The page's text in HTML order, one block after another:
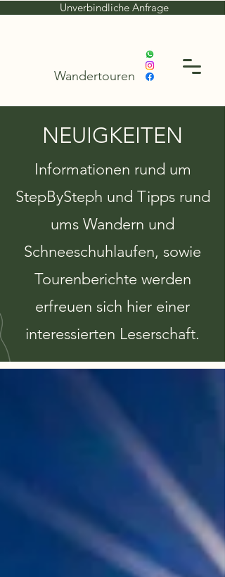
Wandertouren
Unverbindliche Anfrage
NEUIGKEITEN
Informationen rund um
StepBySteph und Tipps rund
ums Wandern und
Schneeschuhlaufen, sowie
Tourenberichte werden
erfreuen sich hier einer
interessierten Leserschaft.